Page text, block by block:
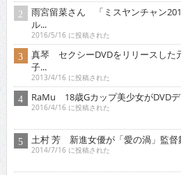
雨宮留菜さん 「ミスヤンチャン
ル...
2016/5/16 に投稿された
真琴 セクシーDVDをリリースした
子...
2013/4/16 に投稿された
RaMu 18歳Gカップ美少女がDVD
2016/4/16 に投稿された
土村 芳 新進女優が「愛の渦」監督
2014/7/16 に投稿された